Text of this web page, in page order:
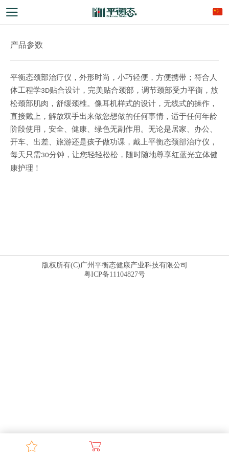
产品参数
平衡态颈部治疗仪，外形时尚，小巧轻便，方便携带；符合 人
体工程学3D贴合设计，完美贴合颈部，调节颈部受力平衡，放
松颈部肌肉，舒缓颈椎。 像耳机样式的设计，无线式的操作，
直接戴上，解放双手出来做您想做的任何事情，适于任何年龄
阶段使用， 安全、健康、绿色无副作用。 无论是居家、办公、
开车、出差、旅游还是孩子做功课，戴上平衡态颈部治疗仪，
每天只需30分钟，让您轻轻松松，随时随地尊享红蓝光立体健
康护理！
版权所有(C)广州平衡态健康产业科技有限公司
粤ICP备11104827号